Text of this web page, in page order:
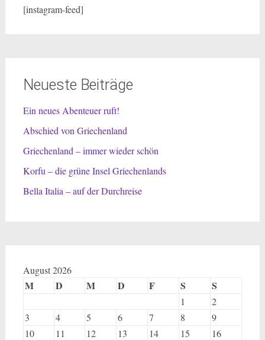
[instagram-feed]
Neueste Beiträge
Ein neues Abenteuer ruft!
Abschied von Griechenland
Griechenland – immer wieder schön
Korfu – die grüne Insel Griechenlands
Bella Italia – auf der Durchreise
August 2026
M D M D F S S
1
2
3
4 5 6 7 8
9
10
11 12 13 14 15
16